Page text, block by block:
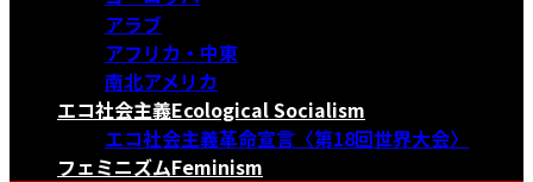
アラブ
アフリカ・中東
南北アメリカ
エコ社会主義Ecological Socialism
エコ社会主義革命宣言〈第18回世界大会〉
フェミニズムFeminism